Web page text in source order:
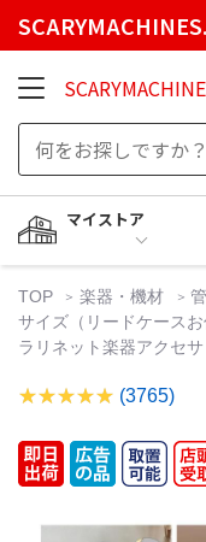
マイストア
TOP 楽器・機材
サイズ（リードケース
ラリネット楽器アクセ
(3765)